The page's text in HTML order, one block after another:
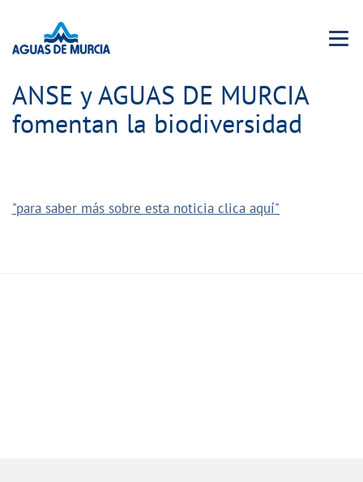
Menu
ANSE y AGUAS DE MURCIA
fomentan la biodiversidad
"para saber más sobre esta noticia clica aquí"